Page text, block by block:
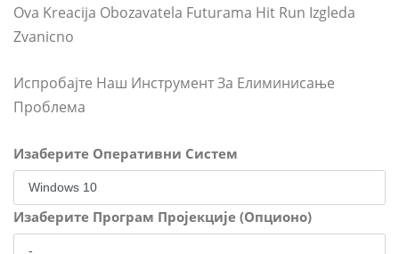
Ova Kreacija Obozavatela Futurama Hit Run Izgleda
Zvanicno
Испробајте Наш Инструмент За Елиминисање
Проблема
Изаберите Оперативни Систем
Изаберите Програм Пројекције (Опционо)